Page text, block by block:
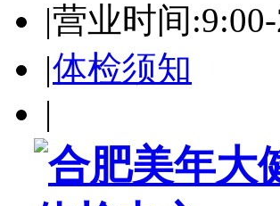
|营业时间
|体检须知
|